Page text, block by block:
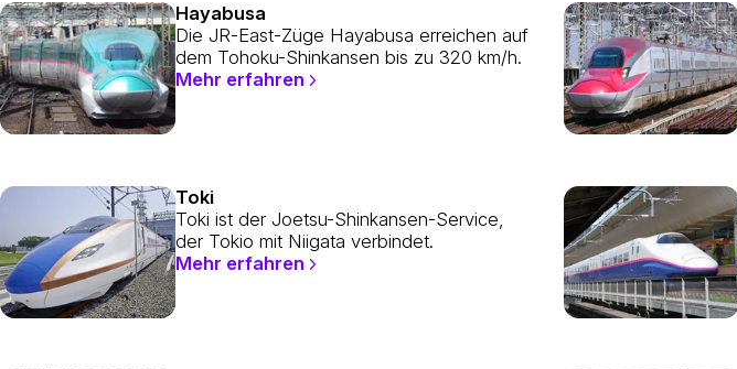
Hayabusa
Die JR-East-Züge Hayabusa erreichen auf
dem Tohoku-Shinkansen bis zu 320 km/h.
Mehr erfahren
Toki
Toki ist der Joetsu-Shinkansen-Service,
der Tokio mit Niigata verbindet.
Mehr erfahren